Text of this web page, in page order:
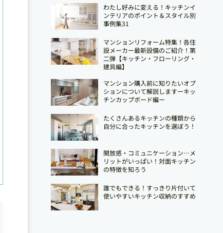
わたし好みに変える！キッチンイ
ンテリアのポイント＆スタイル別
事例集31
マンションリフォーム特集！各住
設メーカー最新設備のご紹介！第
二弾【キッチン・フローリング・
建具編】
マンション購入前に知りたいオプ
ションについて解説しますーキッ
チンカップボード編ー
たくさんあるキッチンの種類から
自分に合ったキッチンを選ぼう！
開放感・コミュニケーション…メ
リットがいっぱい！対面キッチン
の特徴を知ろう
誰でもできる！すっきり片付いて
使いやすいキッチン収納のすすめ